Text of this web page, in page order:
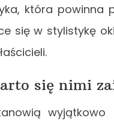
która
się w stylistykę
się nimi
wyjątkowo